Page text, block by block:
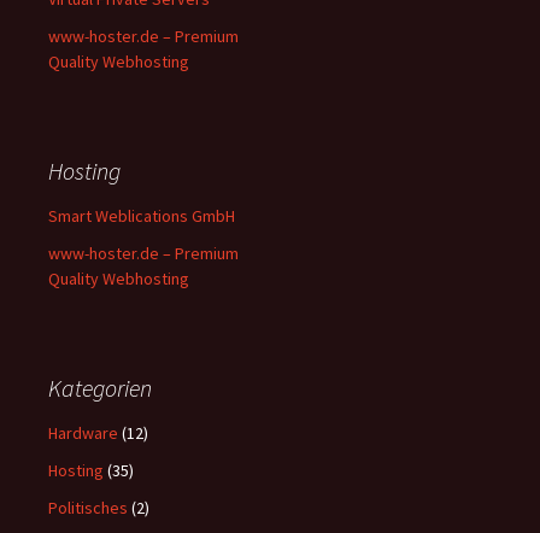
www-hoster.de – Premium
Quality Webhosting
Hosting
Smart Weblications GmbH
www-hoster.de – Premium
Quality Webhosting
Kategorien
Hardware (12)
Hosting (35)
Politisches (2)